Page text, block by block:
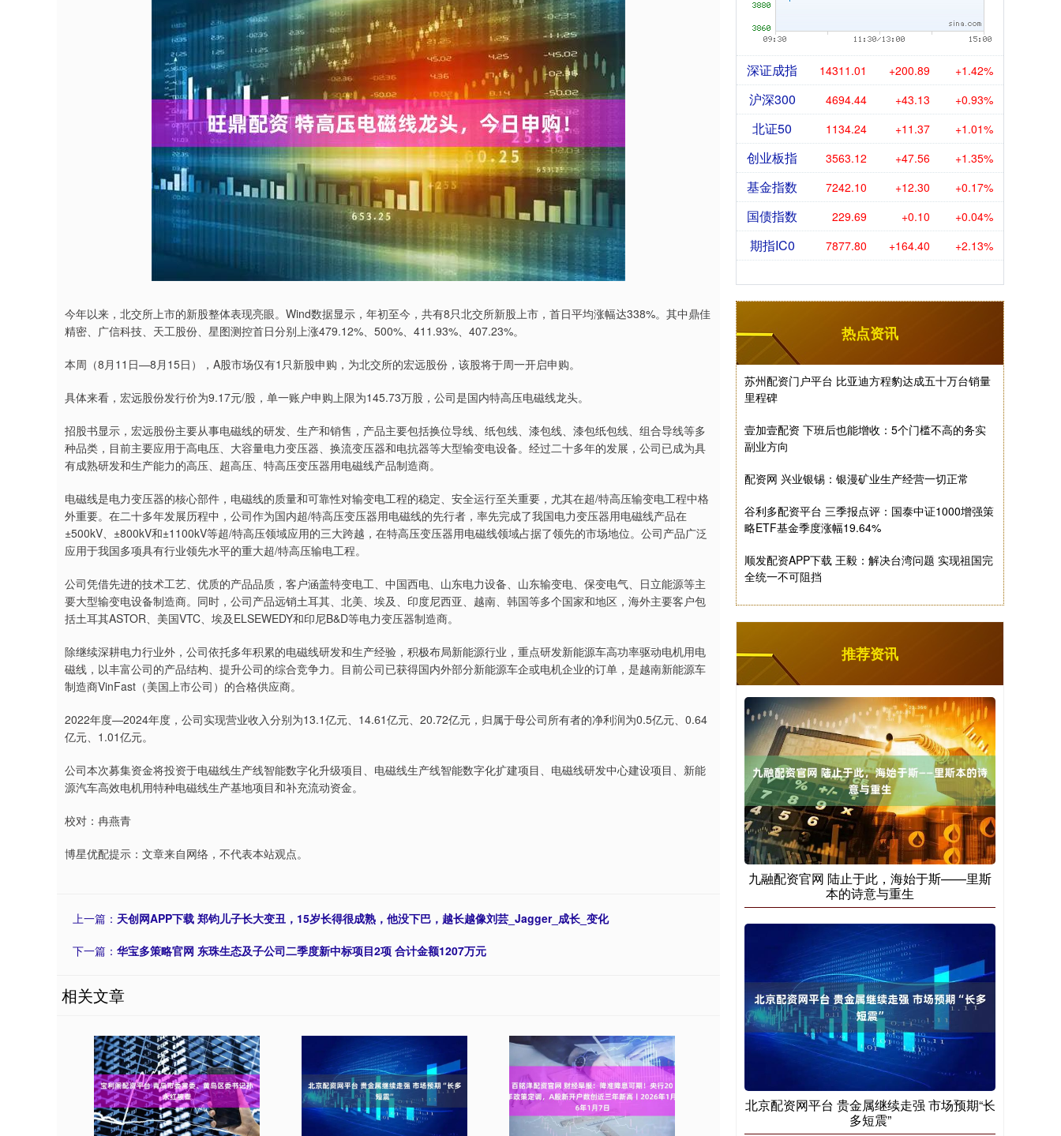
今年以来，北交所上市的新股整体表现亮眼。Wind数据显示，年初至今，共有8只北交所新股上市，首日平均涨幅达338%。其中鼎佳
精密、广信科技、天工股份、星图测控首日分别上涨479.12%、500%、411.93%、407.23%。
本周（8月11日—8月15日），A股市场仅有1只新股申购，为北交所的宏远股份，该股将于周一开启申购。
具体来看，宏远股份发行价为9.17元/股，单一账户申购上限为145.73万股，公司是国内特高压电磁线龙头。
招股书显示，宏远股份主要从事电磁线的研发、生产和销售，产品主要包括换位导线、纸包线、漆包线、漆包纸包线、组合导线等多
种品类，目前主要应用于高电压、大容量电力变压器、换流变压器和电抗器等大型输变电设备。经过二十多年的发展，公司已成为具
有成熟研发和生产能力的高压、超高压、特高压变压器用电磁线产品制造商。
电磁线是电力变压器的核心部件，电磁线的质量和可靠性对输变电工程的稳定、安全运行至关重要，尤其在超/特高压输变电工程中格
外重要。在二十多年发展历程中，公司作为国内超/特高压变压器用电磁线的先行者，率先完成了我国电力变压器用电磁线产品在
±500kV、±800kV和±1100kV等超/特高压领域应用的三大跨越，在特高压变压器用电磁线领域占据了领先的市场地位。公司产品广泛
应用于我国多项具有行业领先水平的重大超/特高压输电工程。
公司凭借先进的技术工艺、优质的产品品质，客户涵盖特变电工、中国西电、山东电力设备、山东输变电、保变电气、日立能源等主
要大型输变电设备制造商。同时，公司产品远销土耳其、北美、埃及、印度尼西亚、越南、韩国等多个国家和地区，海外主要客户包
括土耳其ASTOR、美国VTC、埃及ELSEWEDY和印尼B&D等电力变压器制造商。
除继续深耕电力行业外，公司依托多年积累的电磁线研发和生产经验，积极布局新能源行业，重点研发新能源车高功率驱动电机用电
磁线，以丰富公司的产品结构、提升公司的综合竞争力。目前公司已获得国内外部分新能源车企或电机企业的订单，是越南新能源车
制造商VinFast（美国上市公司）的合格供应商。
2022年度—2024年度，公司实现营业收入分别为13.1亿元、14.61亿元、20.72亿元，归属于母公司所有者的净利润为0.5亿元、0.64
亿元、1.01亿元。
公司本次募集资金将投资于电磁线生产线智能数字化升级项目、电磁线生产线智能数字化扩建项目、电磁线研发中心建设项目、新能
源汽车高效电机用特种电磁线生产基地项目和补充流动资金。
校对：冉燕青
博星优配提示：文章来自网络，不代表本站观点。
上一篇： 天创网APP下载 郑钧儿子长大变丑，15岁长得很成熟，他没下巴，越长越像刘芸_Jagger_成长_变化
下一篇： 华宝多策略官网 东珠生态及子公司二季度新中标项目2项 合计金额1207万元
相关文章
深证成指 14311.01 +200.89 +1.42%
沪深300 4694.44 +43.13 +0.93%
北证50 1134.24 +11.37 +1.01%
创业板指 3563.12 +47.56 +1.35%
基金指数 7242.10 +12.30 +0.17%
国债指数 229.69 +0.10 +0.04%
期指IC0 7877.80 +164.40 +2.13%
热点资讯
苏州配资门户平台 比亚迪方程豹达成五十万台销量
里程碑
壹加壹配资 下班后也能增收：5个门槛不高的务实
副业方向
配资网 兴业银锡：银漫矿业生产经营一切正常
谷利多配资平台 三季报点评：国泰中证1000增强策
略ETF基金季度涨幅19.64%
顺发配资APP下载 王毅：解决台湾问题 实现祖国完
全统一不可阻挡
推荐资讯
九融配资官网 陆止于此，海始于斯——里斯
本的诗意与重生
北京配资网平台 贵金属继续走强 市场预期“长
多短震”